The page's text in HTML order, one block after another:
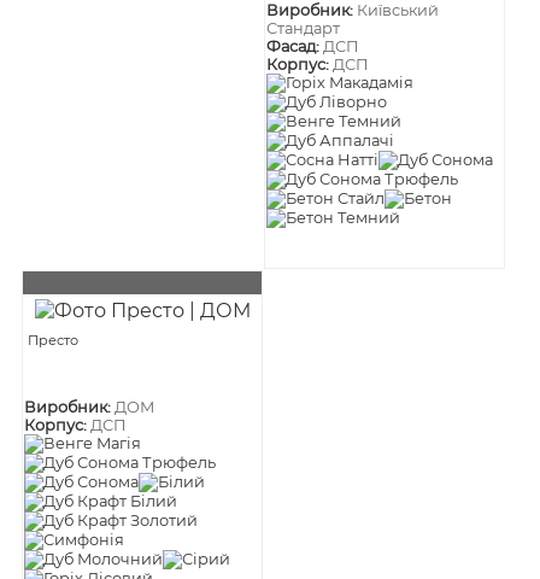
Виробник: Київський
Стандарт
Фасад: ДСП
Корпус: ДСП
Престо
Виробник: ДОМ
Корпус: ДСП